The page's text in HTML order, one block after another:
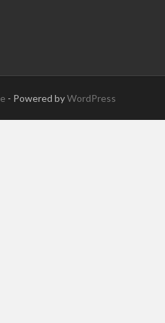
- Powered byWordPress